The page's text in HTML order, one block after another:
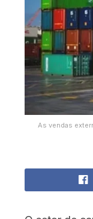
As vendas